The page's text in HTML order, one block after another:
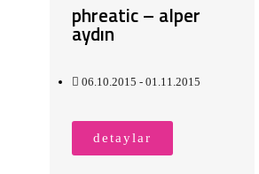
phreatic – alper
aydın
06.10.2015 - 01.11.2015
detaylar